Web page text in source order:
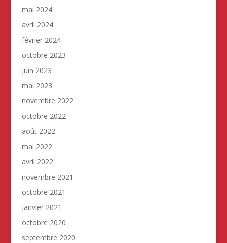
mai 2024
avril 2024
février 2024
octobre 2023
juin 2023
mai 2023
novembre 2022
octobre 2022
août 2022
mai 2022
avril 2022
novembre 2021
octobre 2021
janvier 2021
octobre 2020
septembre 2020